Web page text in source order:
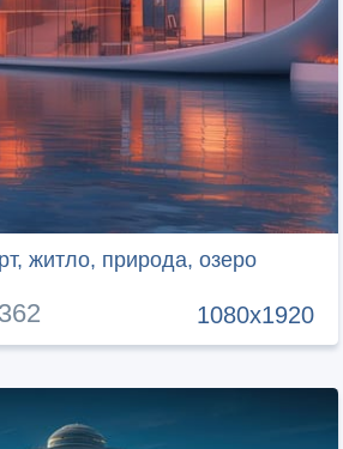
житло, природа, озеро
1080x1920
362